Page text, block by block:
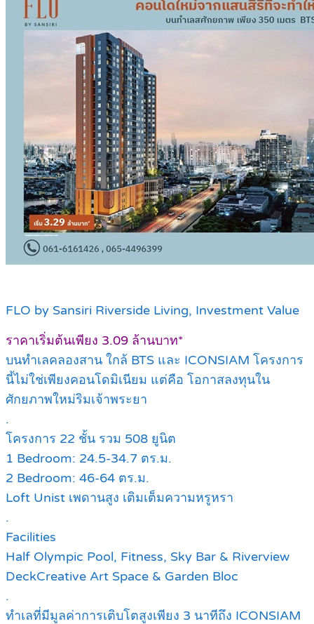
FLO by Sansiri Riverside Living, Investment Value
ราคาเริ่มต้นเพียง 3.09 ล้านบาท*
บนทำเลคลองสาน ใกล้ BTS และ ICONSIAM โครงการ
นี้ไม่ใช่เพียงคอนโดมิเนียม แต่คือ โอกาสลงทุนใน
ศักยภาพใหม่ริมเจ้าพระยา
.
โครงการ 22 ชั้น รวม 508 ยูนิต
1 Bedroom: 24.5-34.7 ตร.ม.
2 Bedroom: 46-64 ตร.ม.
Loft Unist เพดานสูง เติมเต็มความหรูหรา
.
Facilities
Half Olympic Pool, Fitness, Sky Bar & Riverview
DeckCreative Art Space & Garden Bloc
.
ทำเลที่มีมูลค่าการเติบโตสูงเพียง 3 นาทีถึง ICONSIAM